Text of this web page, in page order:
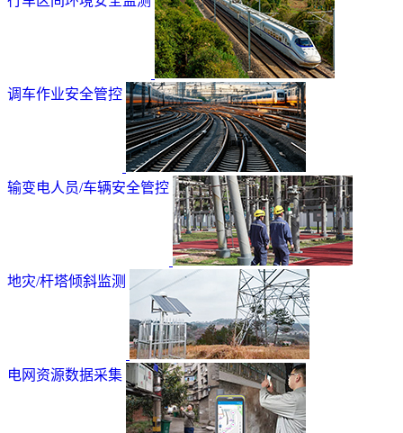
调车作业安全管控
输变电人员/车辆安全管控
地灾/杆塔倾斜监测
电网资源数据采集